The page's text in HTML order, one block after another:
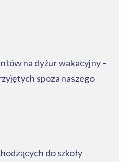
na dyżur wakacyjny –
spoza naszego
do szkoły